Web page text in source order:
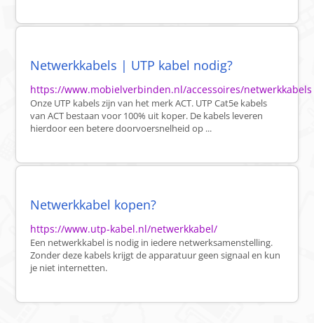
Netwerkkabels | UTP kabel nodig?
https://www.mobielverbinden.nl/accessoires/netwerkkabels
Onze UTP kabels zijn van het merk ACT. UTP Cat5e kabels
van ACT bestaan voor 100% uit koper. De kabels leveren
hierdoor een betere doorvoersnelheid op ...
Netwerkkabel kopen?
https://www.utp-kabel.nl/netwerkkabel/
Een netwerkkabel is nodig in iedere netwerksamenstelling.
Zonder deze kabels krijgt de apparatuur geen signaal en kun
je niet internetten.